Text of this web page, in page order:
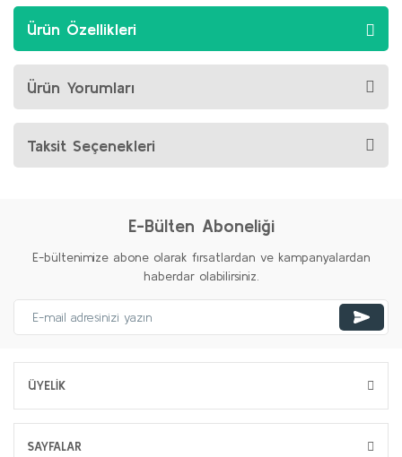
Ürün Özellikleri
Ürün Yorumları
Taksit Seçenekleri
E-Bülten Aboneliği
E-bültenimize abone olarak fırsatlardan ve kampanyalardan
haberdar olabilirsiniz.
ÜYELİK
SAYFALAR